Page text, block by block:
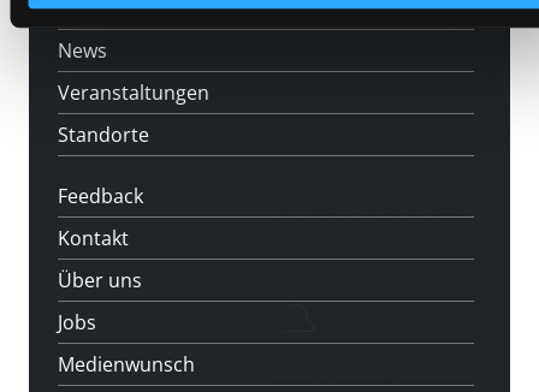
[kju:b]
News
Veranstaltungen
Standorte
Feedback
Kontakt
Über uns
Jobs
Medienwunsch